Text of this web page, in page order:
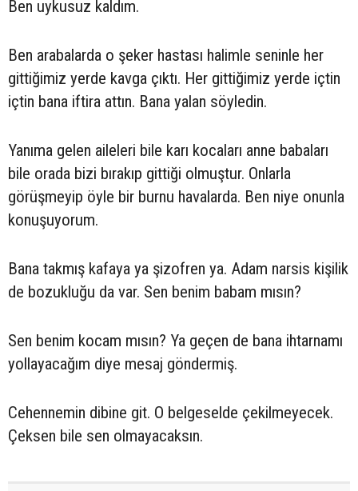
Ben uykusuz kaldım.
Ben arabalarda o şeker hastası halimle seninle her
gittiğimiz yerde kavga çıktı. Her gittiğimiz yerde içtin
içtin bana iftira attın. Bana yalan söyledin.
Yanıma gelen aileleri bile karı kocaları anne babaları
bile orada bizi bırakıp gittiği olmuştur. Onlarla
görüşmeyip öyle bir burnu havalarda. Ben niye onunla
konuşuyorum.
Bana takmış kafaya ya şizofren ya. Adam narsis kişilik
de bozukluğu da var. Sen benim babam mısın?
Sen benim kocam mısın? Ya geçen de bana ihtarnamı
yollayacağım diye mesaj göndermiş.
Cehennemin dibine git. O belgeselde çekilmeyecek.
Çeksen bile sen olmayacaksın.